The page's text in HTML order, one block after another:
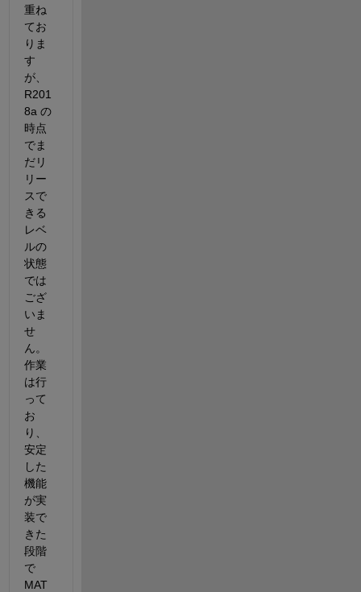
重ね
てお
りま
す
が、
R201
8a の
時点
でま
だリ
リー
スで
きる
レベ
ルの
状態
では
ござ
いま
せ
ん。
作業
は行
って
お
り、
安定
した
機能
が実
装で
きた
段階
で
MAT